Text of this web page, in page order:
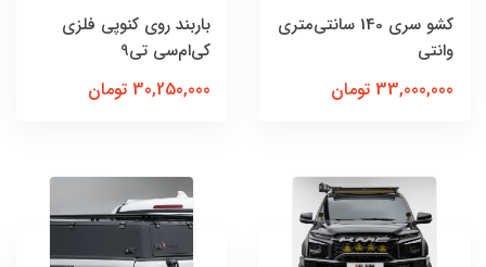
کشو سری 140 سانتی‌متری
وانتی
33,000,000 تومان
باربند روی کنوپی فلزی
کی‌ام‌سی تی9
30,250,000 تومان